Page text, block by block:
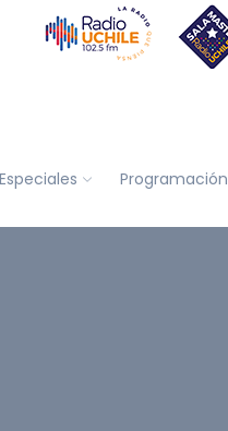
Especiales Programación